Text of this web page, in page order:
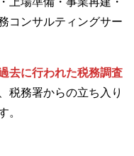
コンサルティングサー
去に行われた税務調査
税務署からの立ち入り
。